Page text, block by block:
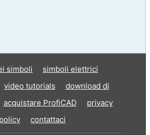
simboli
simboli elettrici
video tutorials
download di
acquistare ProfiCAD
privacy
policy
contattaci